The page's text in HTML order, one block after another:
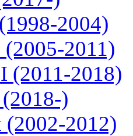
2004)
2011)
(2011-2018)
)
2012)